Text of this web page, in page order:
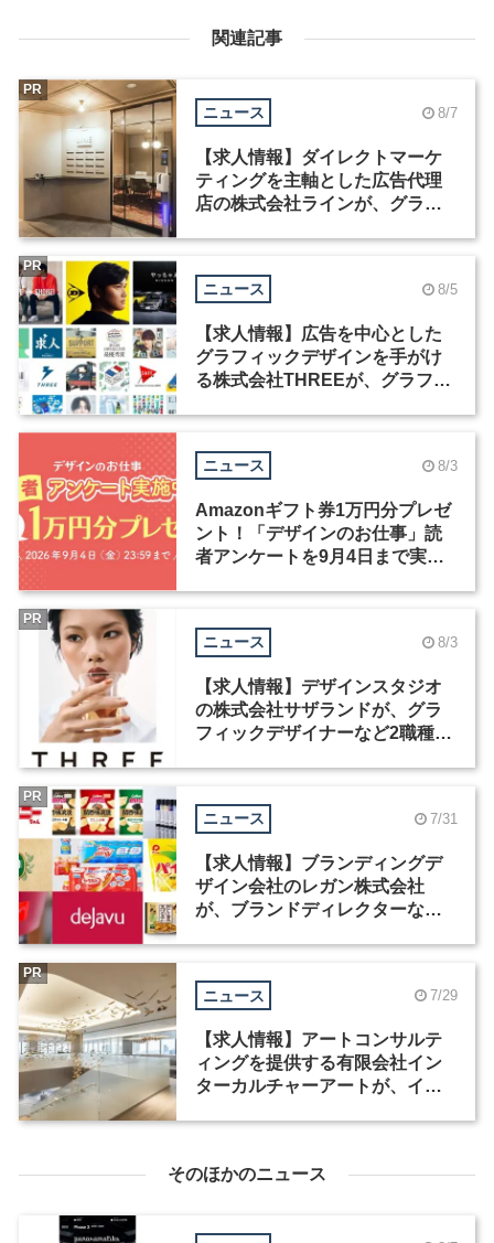
関連記事
ニュース 8/7
【求人情報】ダイレクトマーケ
ティングを主軸とした広告代理
店の株式会社ラインが、グラフ
PR
ニュース 8/5
【求人情報】広告を中心とした
グラフィックデザインを手がけ
る株式会社THREEが、グラフィ
PR
ニュース 8/3
Amazonギフト券1万円分プレゼ
ント！「デザインのお仕事」読
者アンケートを9月4日まで実施
ニュース 8/3
【求人情報】デザインスタジオ
の株式会社サザランドが、グラ
フィックデザイナーなど2職種を
PR
ニュース 7/31
【求人情報】ブランディングデ
ザイン会社のレガン株式会社
が、ブランドディレクターなど3
PR
ニュース 7/29
【求人情報】アートコンサルテ
ィングを提供する有限会社イン
ターカルチャーアートが、イン
PR
そのほかのニュース